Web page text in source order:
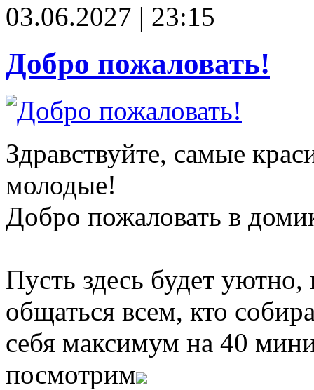
03.06.2027 | 23:15
Добро пожаловать!
Здравствуйте, самые
молодые!
Добро пожаловать в
Пусть здесь будет
общаться всем, кто
себя максимум на 40
посмотрим